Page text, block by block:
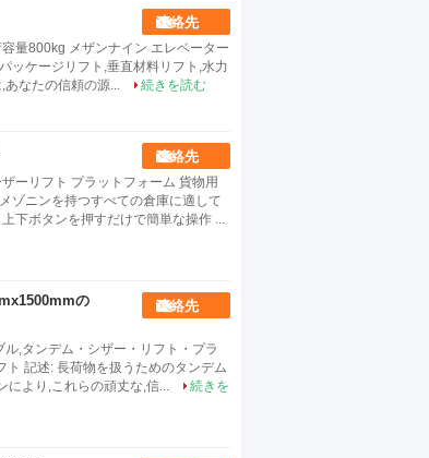
連絡先
量800kg メザンナイン エレベーター
ッケージリフト,垂直材料リフト,水力
あなたの信頼の源...
続きを読む
連絡先
ーリフト プラットフォーム 貨物用
ゾニンを持つすべての倉庫に適して
下ボタンを押すだけで簡単な操作 ...
の
連絡先
,タンデム・シザー・リフト・プラ
記述: 長荷物を扱うためのタンデム
により,これらの頑丈な,信...
続きを